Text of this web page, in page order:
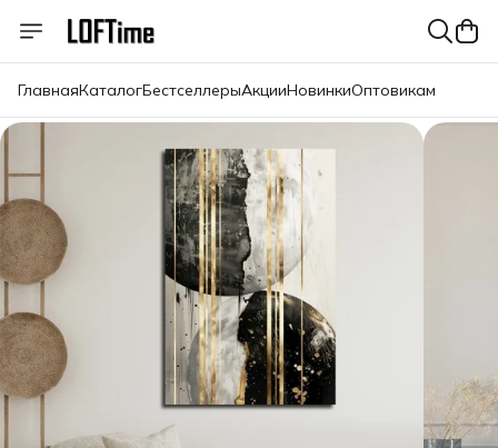
ГлавнаяКаталогБестселлерыАкцииНовинкиОптовикам